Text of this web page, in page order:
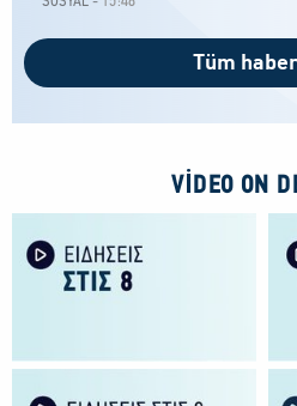
Tüm
VIDEO ON